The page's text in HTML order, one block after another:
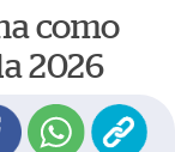
como
2026